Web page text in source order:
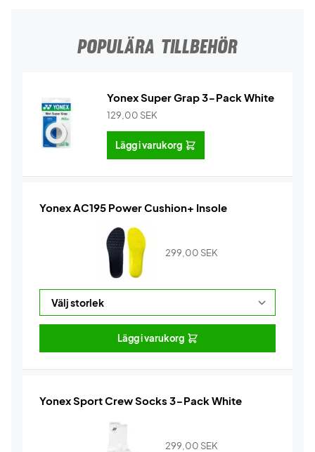
POPULÄRA TILLBEHÖR
Yonex Super Grap 3-Pack White
129,00 SEK
Lägg i varukorg
Yonex AC195 Power Cushion+ Insole
299,00 SEK
Lägg i varukorg
Yonex Sport Crew Socks 3-Pack White
299,00 SEK